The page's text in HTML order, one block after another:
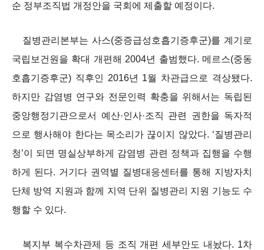
순 정부조직법 개정안을 국회에 제출할 예정이다.
질병관리본부는 사스(중증급성호흡기증후군)를 계기로
국립보건원을 확대 개편해 2004년 출범했다. 메르스(중동
호흡기증후군) 직후인 2016년 1월 차관급으로 격상됐다.
하지만 감염병 연구와 전문인력 확충을 위해서는 독립된
중앙행정기관으로서 예산·인사·조직 관련 권한을 독자적
으로 행사해야 한다는 목소리가 끊이지 않았다. ‘질병관리
청’이 되면 명실상부하게 감염병 관련 정책과 집행을 수행
하게 된다. 거기다 권역별 질병대응센터를 통해 지방자치
단체 방역 지원과 함께 지역 단위 질병관리 지원 기능도 수
행할 수 있다.
복지부 복수차관제 등 조직 개편 세부안도 내놨다. 1차